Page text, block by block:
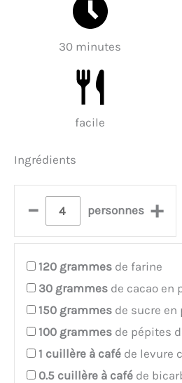
30 minutes
facile
Ingrédients
– personnes +
120 grammes de farine
30 grammes de cacao en
150 grammes de sucre en
100 grammes de pépites
1 cuillère à café de levure
0.5 cuillère à café de